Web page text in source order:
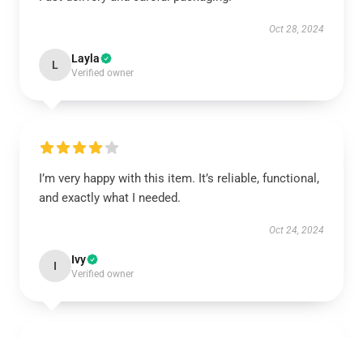
Oct 28, 2024
L Layla
Verified owner
I’m very happy with this item. It’s reliable, functional,
and exactly what I needed.
Oct 24, 2024
I Ivy
Verified owner